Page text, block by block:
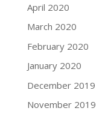
April 2020
March 2020
February 2020
January 2020
December 2019
November 2019